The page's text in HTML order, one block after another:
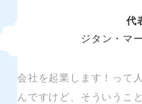
代
ジタン・マ
会社を起業します！って
んですけど、そういうこ